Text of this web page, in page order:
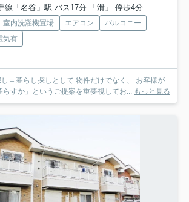
線「名谷」駅 バス17分 「滑」 停歩4分
室内洗濯機置場 エアコン
バルコニー
気有
＝暮らし探しとして 物件だけでなく、 お客様が
らすか」というご提案を重要視してお... もっと見る